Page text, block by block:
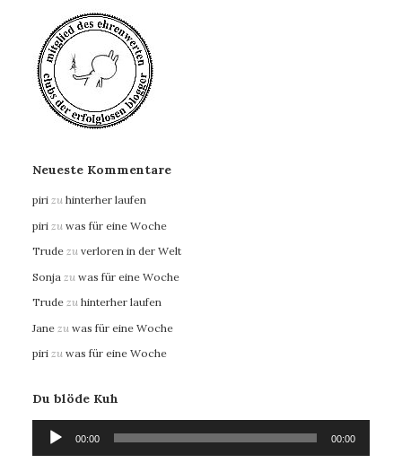
Neueste Kommentare
piri zu hinterher laufen
piri zu was für eine Woche
Trude zu verloren in der Welt
Sonja zu was für eine Woche
Trude zu hinterher laufen
Jane zu was für eine Woche
piri zu was für eine Woche
Du blöde Kuh
Audio-
Player
00:00 00:00